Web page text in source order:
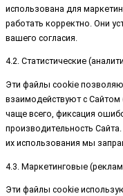
использована для
работать корректно. Они
вашего согласия.
4.2. Статистические
Эти файлы cookie
взаимодействуют с
чаще всего, фиксация
производительность
их использования мы
4.3. Маркетинговые
Эти файлы cookie